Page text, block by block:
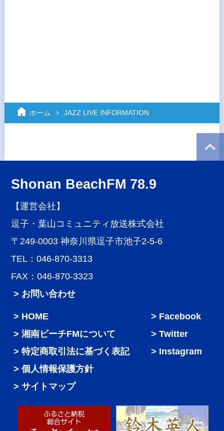
ホーム JAZZ LIVE INFORMATION
Shonan BeachFM 78.9
【運営会社】
逗子・葉山コミュニティ放送株式会社
〒249-0003 神奈川県逗子市池子2-5-6
TEL：046-870-3313
FAX：046-870-3323
> お問い合わせ
HOME
湘南ビーチFMについて
特定商取引法に基づく表記
個人情報保護方針
サイトマップ
Facebook
Twitter
Instagram